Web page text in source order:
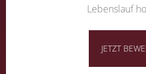
Lebenslauf
JETZT